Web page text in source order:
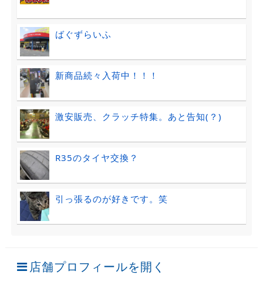
ばぐずらいふ
新商品続々入荷中！！！
激安販売、クラッチ特集。あと告知(？)
R35のタイヤ交換？
引っ張るのが好きです。笑
店舗プロフィールを開く